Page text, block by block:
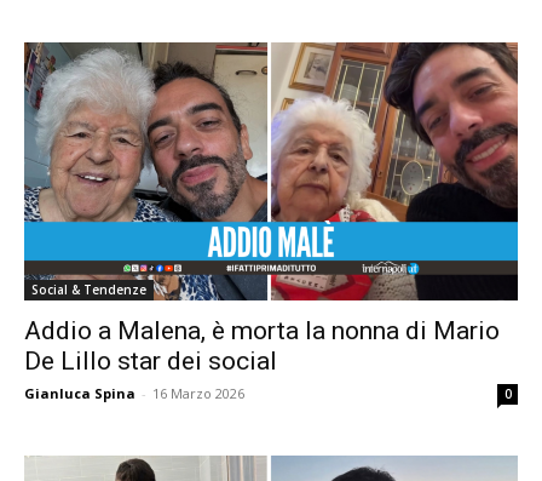
Social & Tendenze
Addio a Malena, è morta la nonna di Mario
De Lillo star dei social
Gianluca Spina - 16 Marzo 2026 0